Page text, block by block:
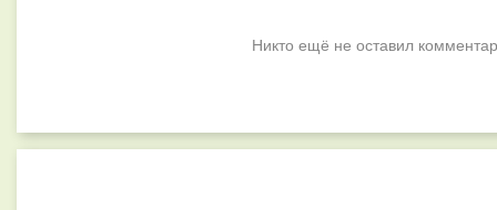
Никто ещё не оставил